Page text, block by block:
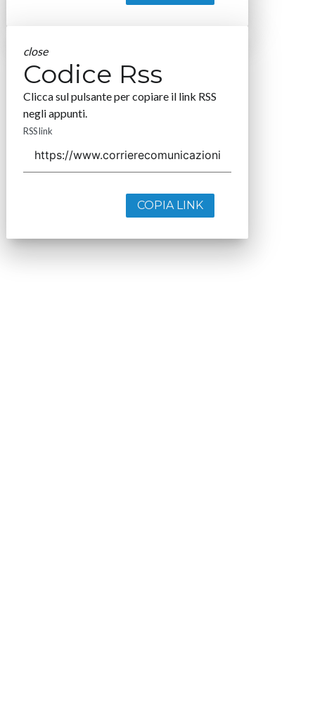
close
Codice Rss
Clicca sul pulsante per copiare il link RSS
negli appunti.
RSS link
COPIA LINK